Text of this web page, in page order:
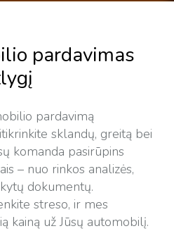
pardavimas
pardavimą
sklandų, greitą bei
komanda pasirūpins
– nuo rinkos analizės,
dokumentų.
streso, ir mes
kainą už Jūsų automobilį.